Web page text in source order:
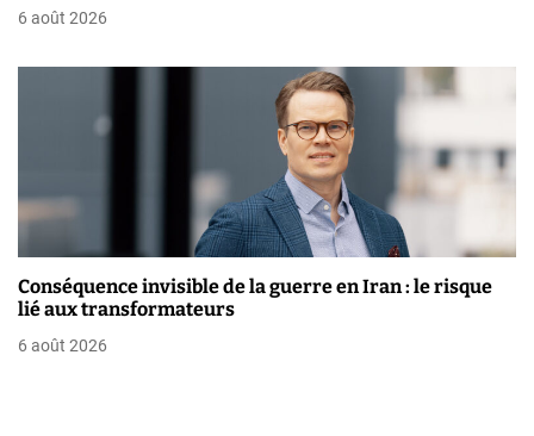
c
l
6 août 2026
Conséquence invisible de la guerre en Iran : le risque
lié aux transformateurs
6 août 2026